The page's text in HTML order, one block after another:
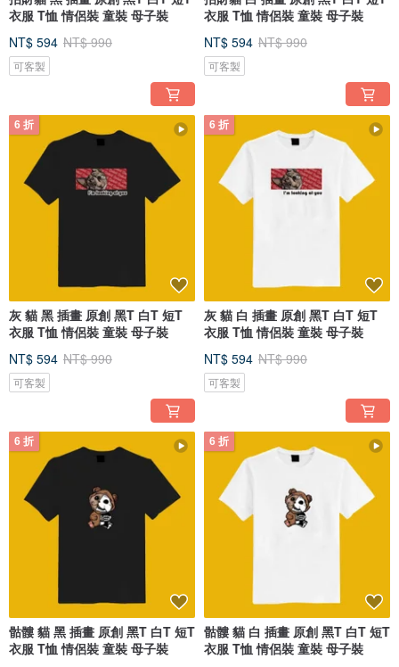
衣服 T恤 情侶裝 童裝 母子裝
NT$ 594 NT$ 990
可客製
衣服 T恤 情侶裝 童裝 母子裝
NT$ 594 NT$ 990
可客製
6 折
灰 貓 黑 插畫 原創 黑T 白T 短T
衣服 T恤 情侶裝 童裝 母子裝
NT$ 594 NT$ 990
可客製
6 折
灰 貓 白 插畫 原創 黑T 白T 短T
衣服 T恤 情侶裝 童裝 母子裝
NT$ 594 NT$ 990
可客製
6 折
骷髏 貓 黑 插畫 原創 黑T 白T 短T
衣服 T恤 情侶裝 童裝 母子裝
6 折
骷髏 貓 白 插畫 原創 黑T 白T 短T
衣服 T恤 情侶裝 童裝 母子裝